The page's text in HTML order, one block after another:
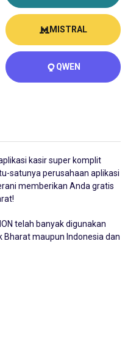
MISTRAL
QWEN
kasirsuper komplit
satunya perusahaan aplikasi
memberikan Anda gratis
telah banyak digunakan
Bharat maupun Indonesia dan